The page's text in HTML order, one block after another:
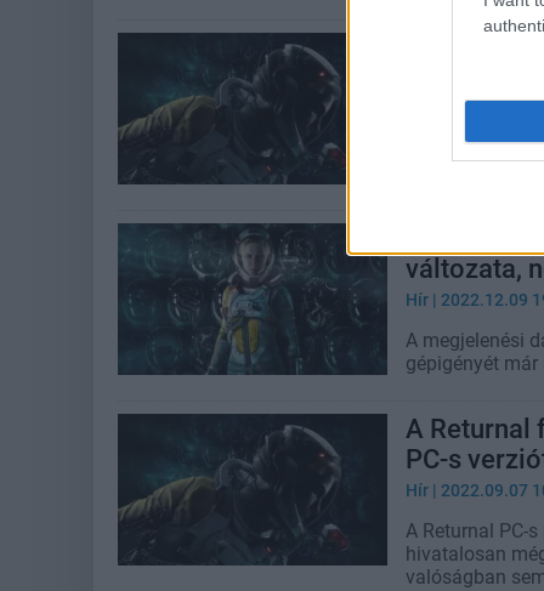
| 2023.01.18
Jobb élmény
változata,
Hír | 2022.12.09
A megjelenési
gépigényét
A Returnal
PC-s
Hír | 2022.09.07
A Returnal PC-
hivatalosan
valóságban